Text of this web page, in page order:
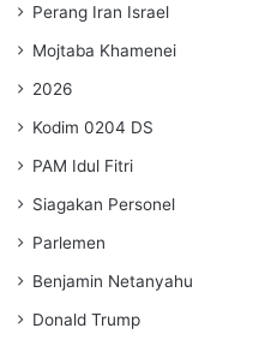
Perang Iran Israel
Mojtaba Khamenei
2026
Kodim 0204 DS
PAM Idul Fitri
Siagakan Personel
Parlemen
Benjamin Netanyahu
Donald Trump